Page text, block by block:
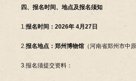
四、报名时间、地点及报名须知
1.报名时间： 2026年 4月27日
2.报名地点：郑州博物馆 （河南省郑州市中
3.报名须提交资料：